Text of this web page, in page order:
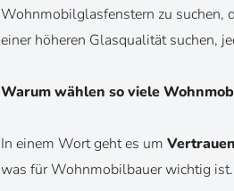
Wohnmobilglasfenstern zu suchen,
einer höheren Glasqualität suchen,
Warum wählen so viele
In einem Wort geht es um Vertrauen
was für Wohnmobilbauer wichtig ist.